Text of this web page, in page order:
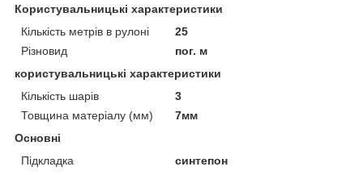
Користувальницькі характеристики
Кількість метрів в рулоні
25
Різновид
пог. м
користувальницькі характеристики
Кількість шарів
3
Товщина матеріалу (мм)
7мм
Основні
Підкладка
синтепон